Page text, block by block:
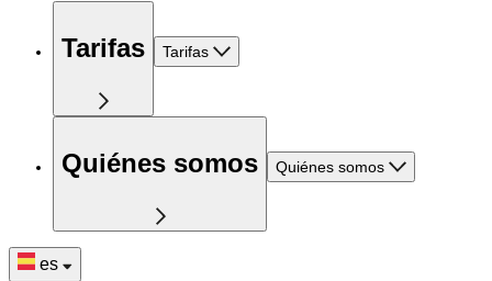
Tarifas Tarifas
Quiénes somos Quiénes somos
es